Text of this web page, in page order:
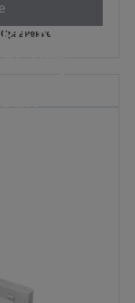
Сравнениекоито